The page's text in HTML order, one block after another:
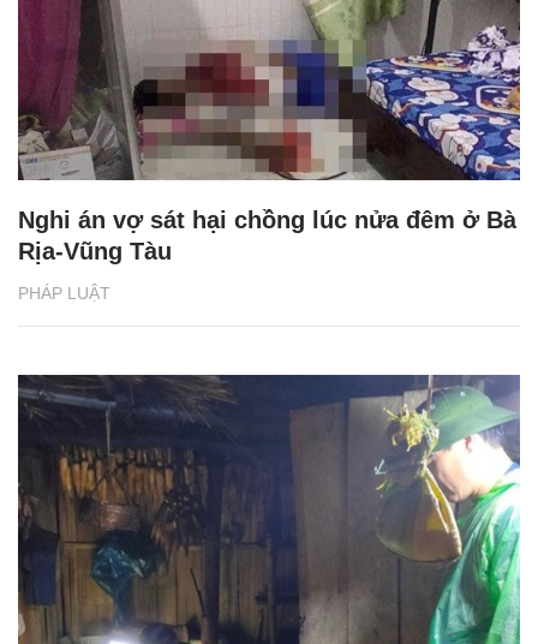
PHÁP LUẬT
Nghi án vợ sát hại chồng lúc nửa đêm ở Bà
Rịa-Vũng Tàu